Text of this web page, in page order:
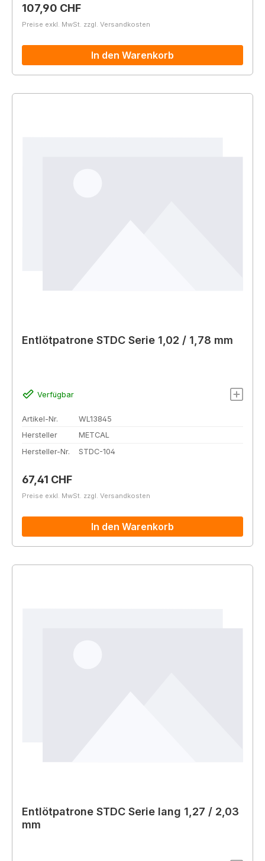
Regulärer Preis:
107,90 CHF
Preise exkl. MwSt. zzgl. Versandkosten
In den Warenkorb
Entlötpatrone STDC Serie 1,02 / 1,78 mm
Verfügbar
Artikel-Nr.
WL13845
Hersteller
METCAL
Hersteller-Nr.
STDC-104
Regulärer Preis:
67,41 CHF
Preise exkl. MwSt. zzgl. Versandkosten
In den Warenkorb
Entlötpatrone STDC Serie lang 1,27 / 2,03
mm